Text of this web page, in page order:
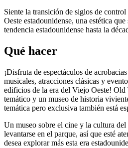
Siente la transición de siglos de
Oeste estadounidense, una estética
tendencia estadounidense hasta la
Qué hacer
¡Disfruta de espectáculos de
musicales, atracciones clásicas y
edificios de la era del Viejo Oeste! Old
temático y un museo de historia
temática pero exclusiva también está
Un museo sobre el cine y la cultura del
levantarse en el parque, así que esté
desea explorar más esta era